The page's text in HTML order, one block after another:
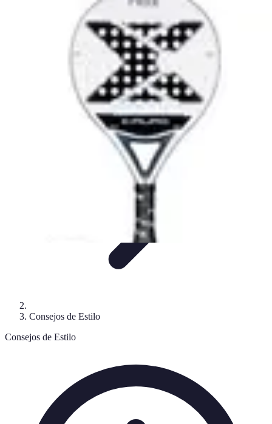
Consejos de EstiloAccesorios y
Moda de Invierno
Consejos de Estilo
Consejos de Estilo